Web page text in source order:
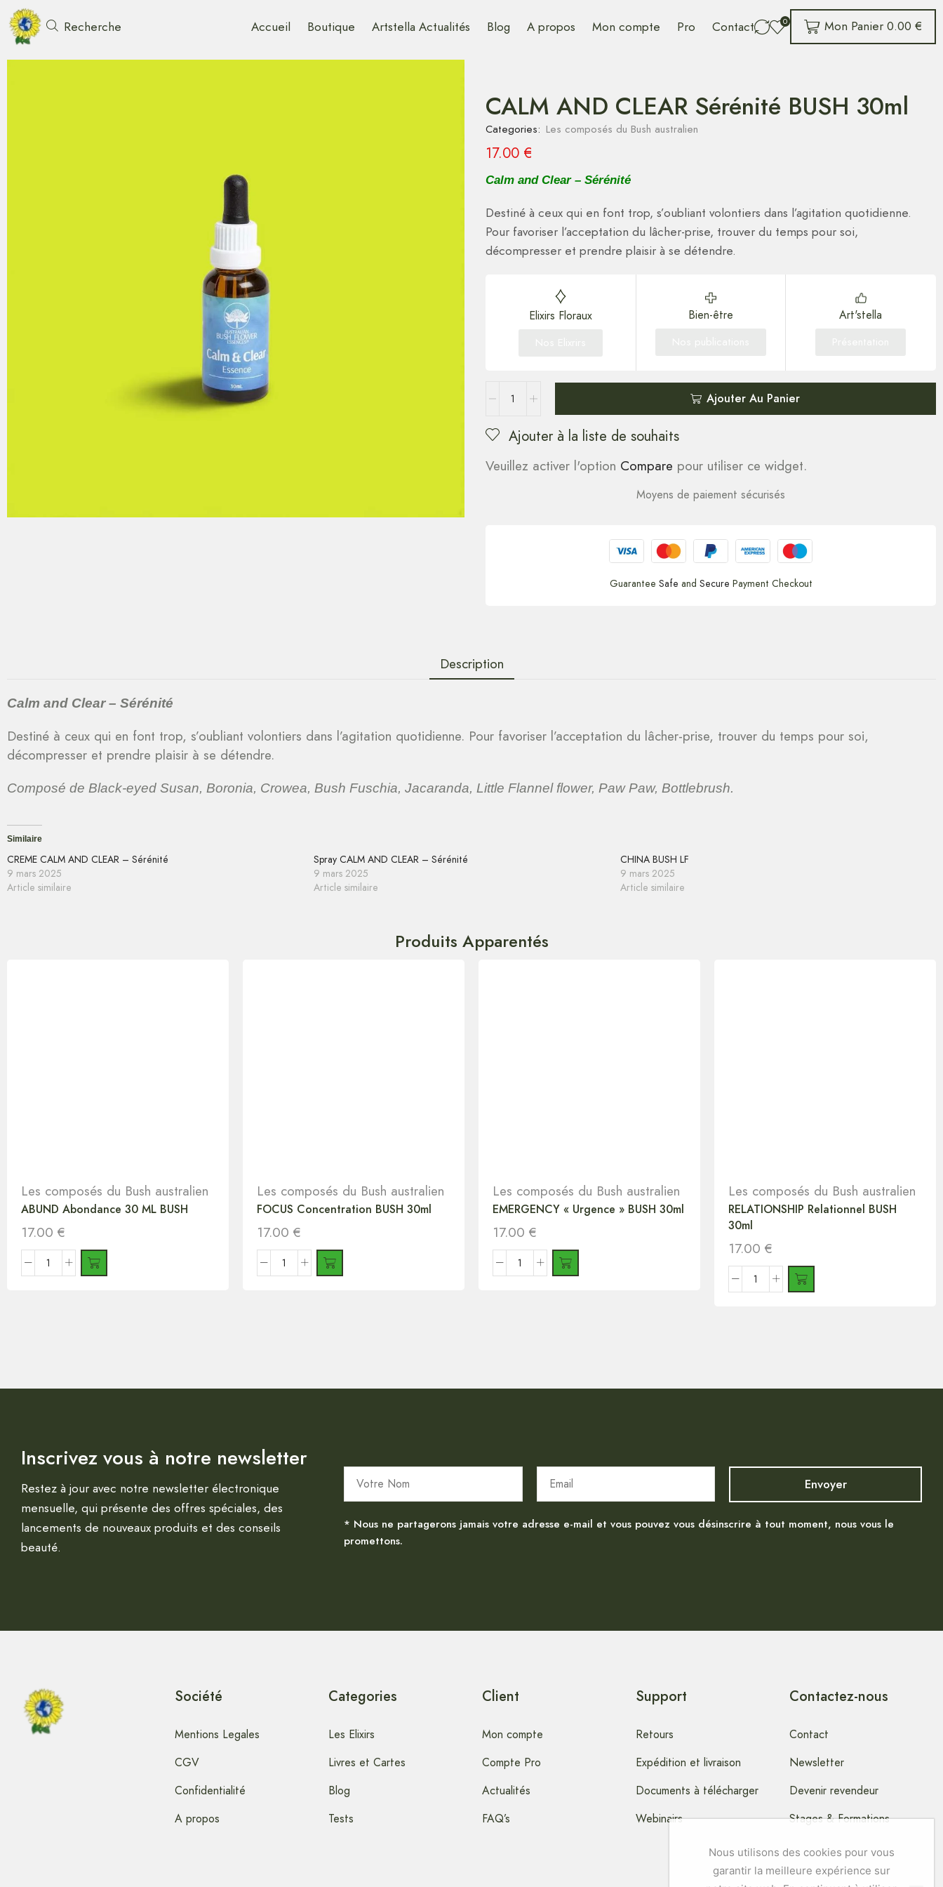
Recherche Accueil Boutique Artstella Actualités Blog A propos Mon compte Pro Contact 0 Mon Panier 0.00 €
CALM AND CLEAR Sérénité BUSH 30ml
Categories: Les composés du Bush australien
17.00 €
Calm and Clear – Sérénité
Destiné à ceux qui en font trop, s’oubliant volontiers dans l’agitation quotidienne.
Pour favoriser l’acceptation du lâcher-prise, trouver du temps pour soi,
décompresser et prendre plaisir à se détendre.
Elixirs Floraux Bien-être Art'stella
Ajouter Au Panier
Ajouter à la liste de souhaits
Veuillez activer l'option Compare pour utiliser ce widget.
Moyens de paiement sécurisés
Guarantee Safe and Secure Payment Checkout
Description
Calm and Clear – Sérénité
Destiné à ceux qui en font trop, s’oubliant volontiers dans l’agitation quotidienne. Pour favoriser l’acceptation du lâcher-prise, trouver du temps pour soi,
décompresser et prendre plaisir à se détendre.
Composé de Black-eyed Susan, Boronia, Crowea, Bush Fuschia, Jacaranda, Little Flannel flower, Paw Paw, Bottlebrush.
Similaire
CREME CALM AND CLEAR – Sérénité
9 mars 2025
Article similaire
Spray CALM AND CLEAR – Sérénité
9 mars 2025
Article similaire
CHINA BUSH LF
9 mars 2025
Article similaire
Produits Apparentés
Les composés du Bush australien
ABUND Abondance 30 ML BUSH
17.00 €
Les composés du Bush australien
FOCUS Concentration BUSH 30ml
17.00 €
Les composés du Bush australien
EMERGENCY « Urgence » BUSH 30ml
17.00 €
Les composés du Bush australien
RELATIONSHIP Relationnel BUSH
30ml
17.00 €
Inscrivez vous à notre newsletter
Restez à jour avec notre newsletter électronique
mensuelle, qui présente des offres spéciales, des
lancements de nouveaux produits et des conseils
beauté.
* Nous ne partagerons jamais votre adresse e-mail et vous pouvez vous désinscrire à tout moment, nous vous le
promettons.
Société
Mentions Legales
CGV
Confidentialité
A propos
Categories
Les Elixirs
Livres et Cartes
Blog
Tests
Client
Mon compte
Compte Pro
Actualités
FAQ’s
Support
Retours
Expédition et livraison
Documents à télécharger
Webinairs
Contactez-nous
Contact
Newsletter
Devenir revendeur
Stages & Formations
Nous utilisons des cookies pour vous
garantir la meilleure expérience sur